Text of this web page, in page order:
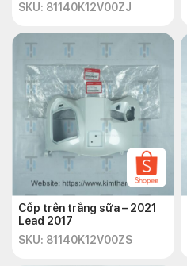
SKU: 81140K12V00ZJ
Cốp trên trắng sữa – 2021
Lead 2017
SKU: 81140K12V00ZS